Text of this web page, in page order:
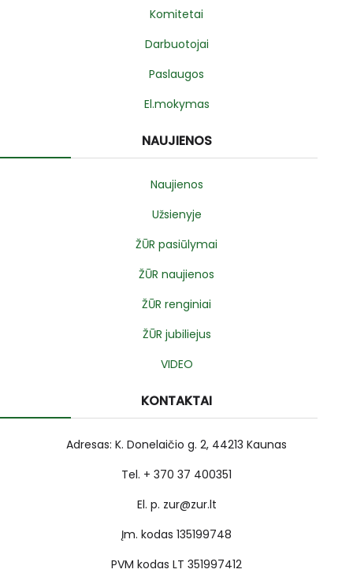
Komitetai
Darbuotojai
Paslaugos
El.mokymas
NAUJIENOS
Naujienos
Užsienyje
ŽŪR pasiūlymai
ŽŪR naujienos
ŽŪR renginiai
ŽŪR jubiliejus
VIDEO
KONTAKTAI
Adresas: K. Donelaičio g. 2, 44213 Kaunas
Tel. + 370 37 400351
El. p. zur@zur.lt
Įm. kodas 135199748
PVM kodas LT 351997412